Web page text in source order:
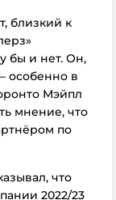
близкий к
бы и нет. Он,
особенно в
Мэйпл
мнение, что
по
что
2022/23